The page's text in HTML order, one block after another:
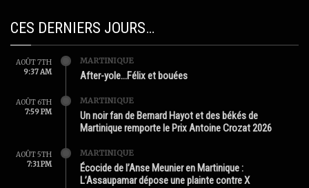
CES DERNIERS JOURS…
AOÛT 7TH
9:37 AM
MARTINIQUE
After-yole…Félix et bouées
AOÛT 6TH
7:59 PM
MARTINIQUE
Un noir fan de Bernard Hayot et des békés de
Martinique remporte le Prix Antoine Crozat 2026
AOÛT 5TH
7:31 PM
MARTINIQUE
Écocide de l’Anse Meunier en Martinique :
L’Assaupamar dépose une plainte contre X